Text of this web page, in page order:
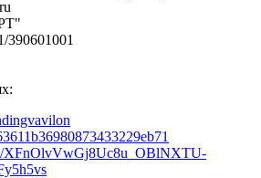
XFnOlvVwGj8Uc8u_OBlNXTU-